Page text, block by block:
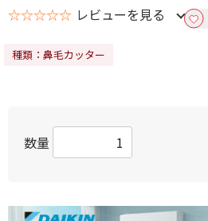
☆☆☆☆☆ レビューを見る
種類：鼻毛カッター
数量